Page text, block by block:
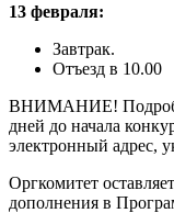
13 февраля:
Завтрак.
Отъезд в 10.00
ВНИМАНИЕ!
дней до начала
электронный адрес,
Оргкомитет
дополнения в